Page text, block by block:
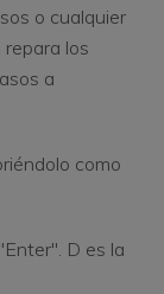
o cualquier
los
a
como
D es la